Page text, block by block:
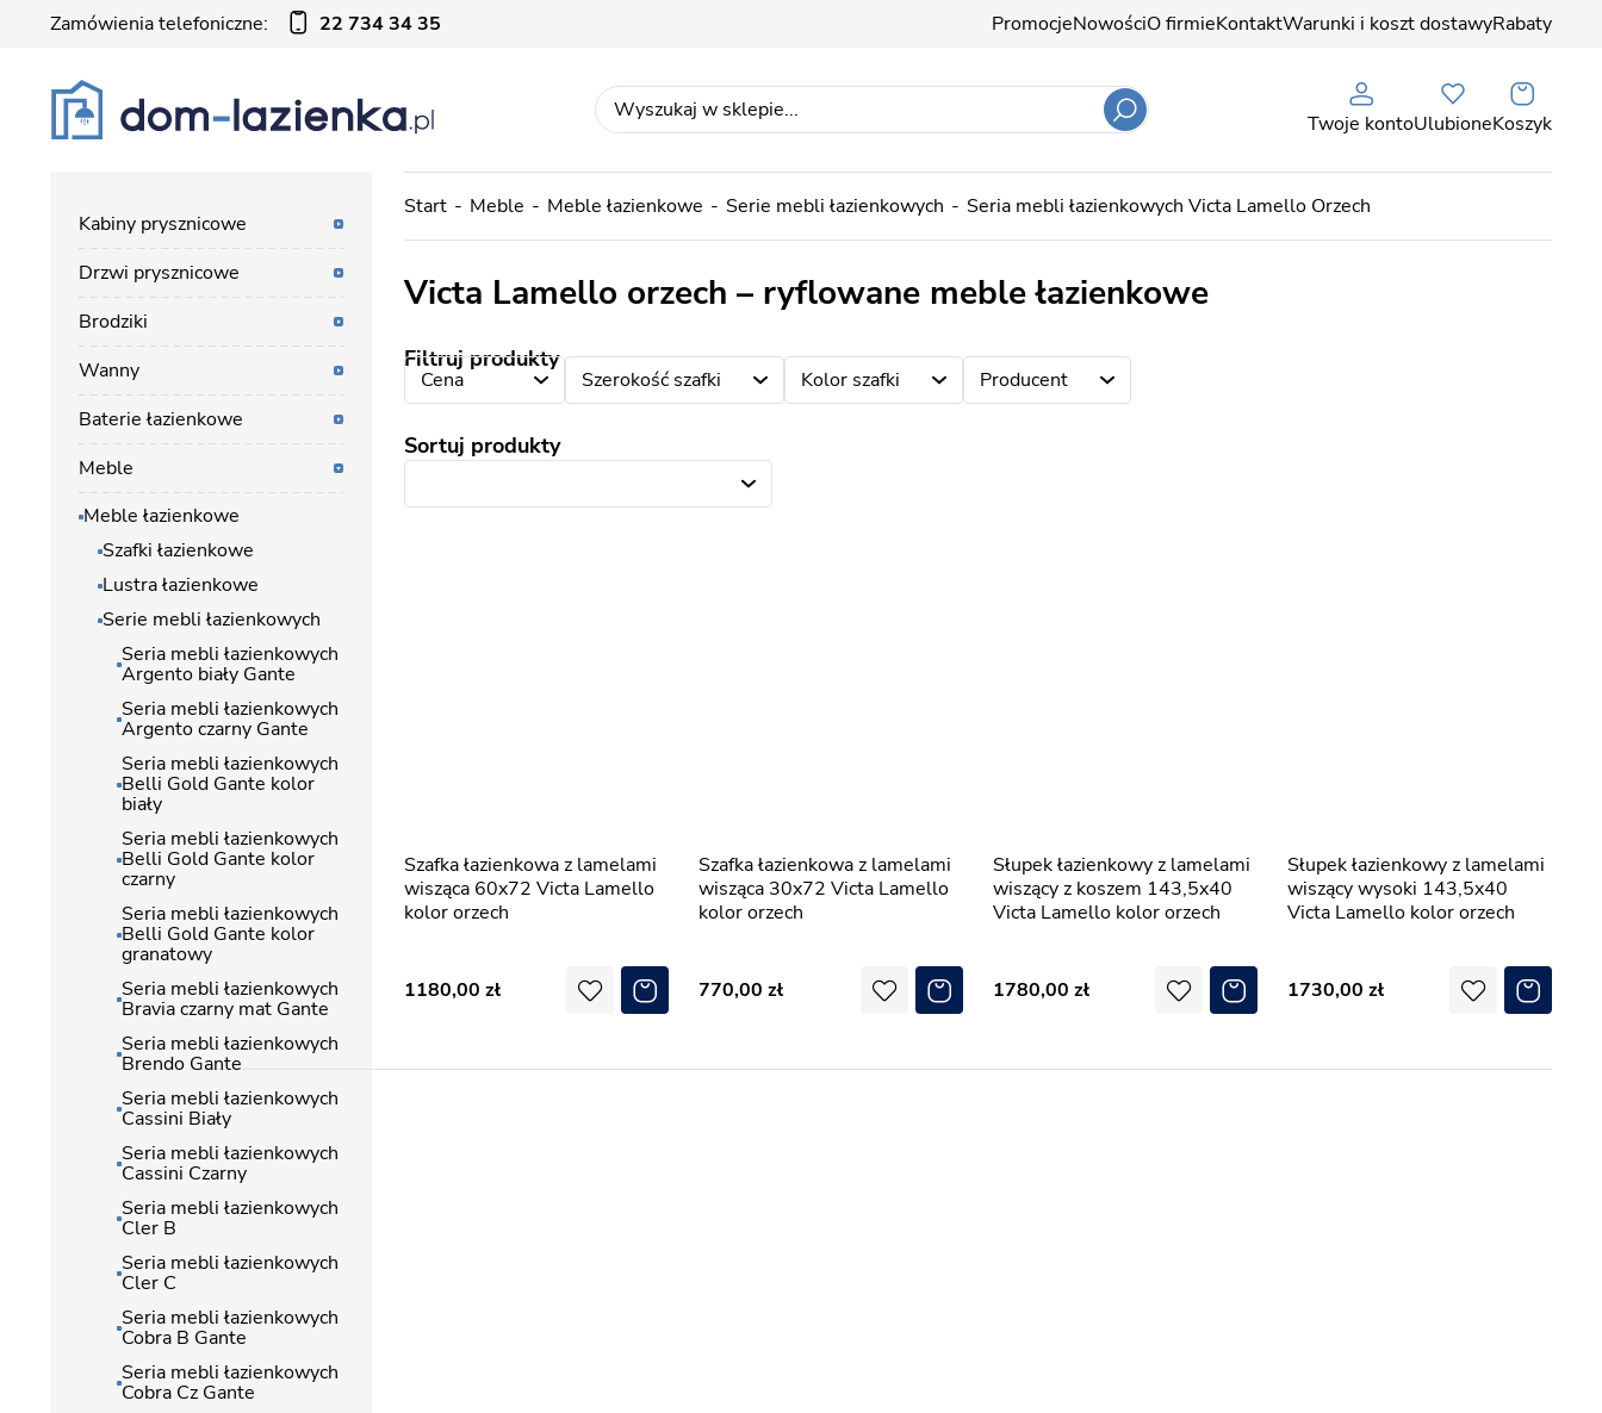
Zamówienia telefoniczne: 22 734 34 35 PromocjeNowościO firmieKontaktWarunki i koszt dostawyRabaty
Twoje kontoUlubioneKoszyk
Start Meble Meble łazienkowe Serie mebli łazienkowych Seria mebli łazienkowych Victa Lamello Orzech
Victa Lamello orzech – ryflowane meble łazienkowe
Filtruj produkty
Cena Szerokość szafki Kolor szafki Producent
Sortuj produkty
Szafka łazienkowa z lamelami
wisząca 60x72 Victa Lamello
kolor orzech
1180,00
Szafka łazienkowa z lamelami
wisząca 30x72 Victa Lamello
kolor orzech
770,00
Słupek łazienkowy z lamelami
wiszący z koszem 143,5x40
Victa Lamello kolor orzech
1780,00
Słupek łazienkowy z lamelami
wiszący wysoki 143,5x40
Victa Lamello kolor orzech
1730,00
Kabiny prysznicowe
Drzwi prysznicowe
Brodziki
Wanny
Baterie łazienkowe
Meble
Meble łazienkowe
Szafki łazienkowe
Lustra łazienkowe
Serie mebli łazienkowych
Seria mebli łazienkowych
Argento biały Gante
Seria mebli łazienkowych
Argento czarny Gante
Seria mebli łazienkowych
Belli Gold Gante kolor
biały
Seria mebli łazienkowych
Belli Gold Gante kolor
czarny
Seria mebli łazienkowych
Belli Gold Gante kolor
granatowy
Seria mebli łazienkowych
Bravia czarny mat Gante
Seria mebli łazienkowych
Brendo Gante
Seria mebli łazienkowych
Cassini Biały
Seria mebli łazienkowych
Cassini Czarny
Seria mebli łazienkowych
Cler B
Seria mebli łazienkowych
Cler C
Seria mebli łazienkowych
Cobra B Gante
Seria mebli łazienkowych
Cobra Cz Gante